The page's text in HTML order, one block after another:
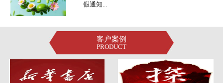
假通知...
客户案例
PRODUCT